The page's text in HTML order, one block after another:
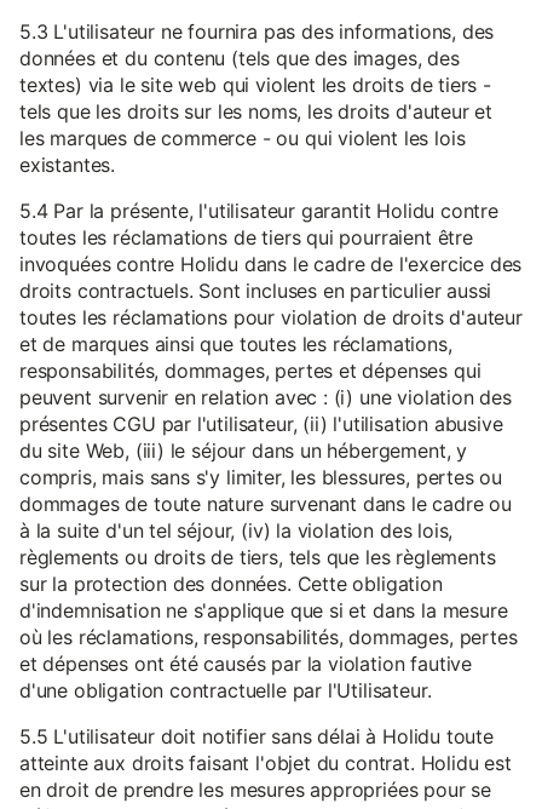
5.3 L'utilisateur ne fournira pas des informations, des
données et du contenu (tels que des images, des
textes) via le site web qui violent les droits de tiers -
tels que les droits sur les noms, les droits d'auteur et
les marques de commerce - ou qui violent les lois
existantes.
5.4 Par la présente, l'utilisateur garantit Holidu contre
toutes les réclamations de tiers qui pourraient être
invoquées contre Holidu dans le cadre de l'exercice des
droits contractuels. Sont incluses en particulier aussi
toutes les réclamations pour violation de droits d'auteur
et de marques ainsi que toutes les réclamations,
responsabilités, dommages, pertes et dépenses qui
peuvent survenir en relation avec : (i) une violation des
présentes CGU par l'utilisateur, (ii) l'utilisation abusive
du site Web, (iii) le séjour dans un hébergement, y
compris, mais sans s'y limiter, les blessures, pertes ou
dommages de toute nature survenant dans le cadre ou
à la suite d'un tel séjour, (iv) la violation des lois,
règlements ou droits de tiers, tels que les règlements
sur la protection des données. Cette obligation
d'indemnisation ne s'applique que si et dans la mesure
où les réclamations, responsabilités, dommages, pertes
et dépenses ont été causés par la violation fautive
d'une obligation contractuelle par l'Utilisateur.
5.5 L'utilisateur doit notifier sans délai à Holidu toute
atteinte aux droits faisant l'objet du contrat. Holidu est
en droit de prendre les mesures appropriées pour se